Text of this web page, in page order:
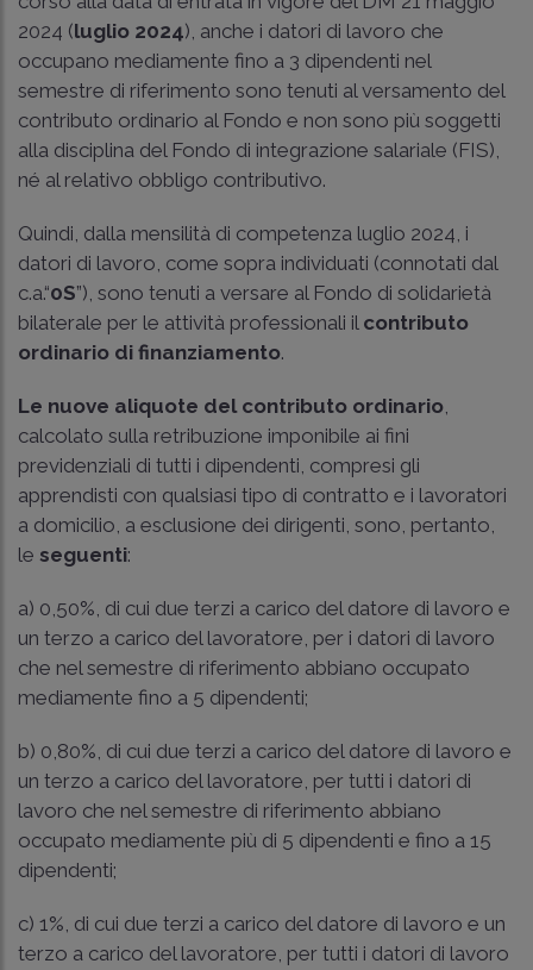
2024 (luglio 2024), anche i datori di lavoro che
occupano mediamente fino a 3 dipendenti nel
semestre di riferimento sono tenuti al versamento del
contributo ordinario al Fondo e non sono più soggetti
alla disciplina del Fondo di integrazione salariale (FIS),
né al relativo obbligo contributivo.
Quindi, dalla mensilità di competenza luglio 2024, i
datori di lavoro, come sopra individuati (connotati dal
c.a.“0S”), sono tenuti a versare al Fondo di solidarietà
bilaterale per le attività professionali il contributo
ordinario di finanziamento.
Le nuove aliquote del contributo ordinario,
calcolato sulla retribuzione imponibile ai fini
previdenziali di tutti i dipendenti, compresi gli
apprendisti con qualsiasi tipo di contratto e i lavoratori
a domicilio, a esclusione dei dirigenti, sono, pertanto,
le seguenti:
a) 0,50%, di cui due terzi a carico del datore di lavoro e
un terzo a carico del lavoratore, per i datori di lavoro
che nel semestre di riferimento abbiano occupato
mediamente fino a 5 dipendenti;
b) 0,80%, di cui due terzi a carico del datore di lavoro e
un terzo a carico del lavoratore, per tutti i datori di
lavoro che nel semestre di riferimento abbiano
occupato mediamente più di 5 dipendenti e fino a 15
dipendenti;
c) 1%, di cui due terzi a carico del datore di lavoro e un
terzo a carico del lavoratore, per tutti i datori di lavoro